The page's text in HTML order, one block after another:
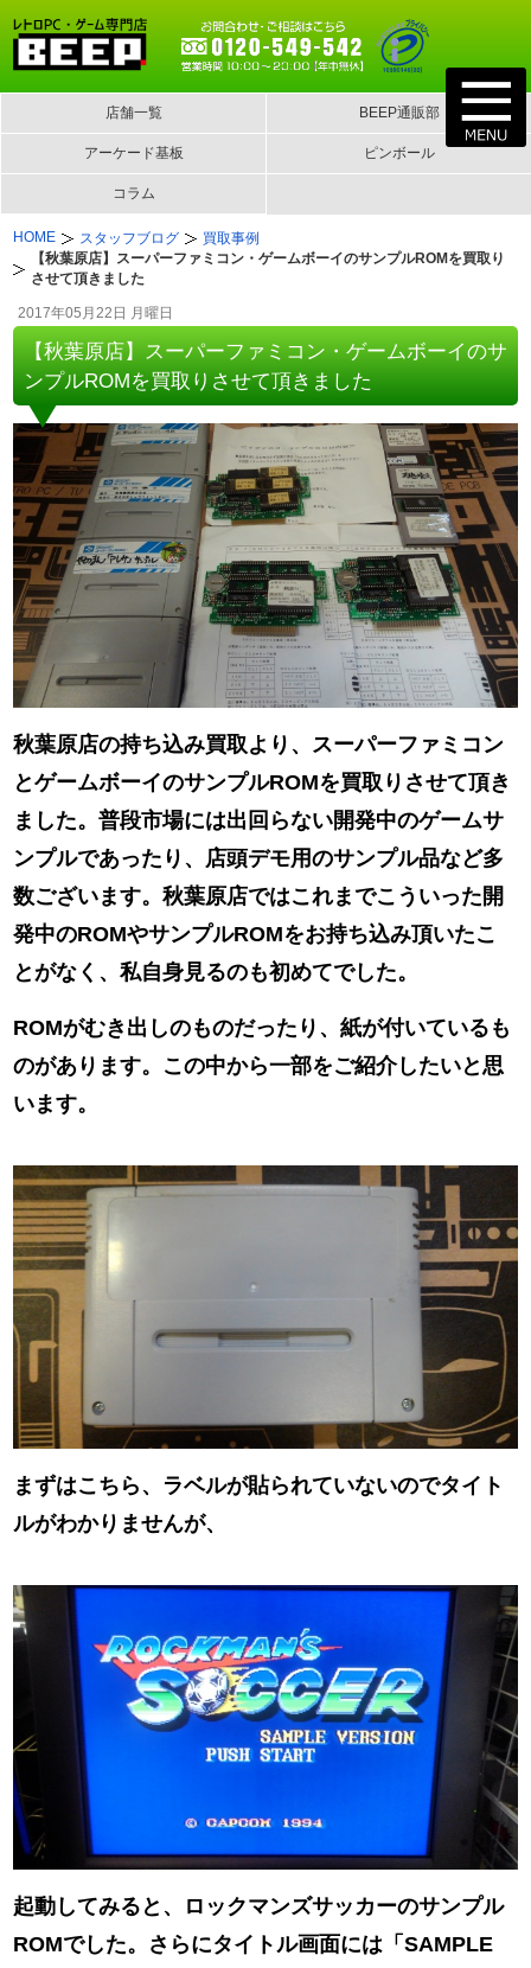
店舗一覧 BEEP通販部
アーケード基板 ピンボール
コラム
HOME スタッフブログ
買取事例
【秋葉原店】スーパーファミコン・ゲームボーイのサンプルROMを買取り
させて頂きました
2017年05月22日 月曜日
【秋葉原店】スーパーファミコン・ゲームボーイのサ
ンプルROMを買取りさせて頂きました
秋葉原店の持ち込み買取より、スーパーファミコン
とゲームボーイのサンプルROMを買取りさせて頂き
ました。普段市場には出回らない開発中のゲームサ
ンプルであったり、店頭デモ用のサンプル品など多
数ございます。秋葉原店ではこれまでこういった開
発中のROMやサンプルROMをお持ち込み頂いたこ
とがなく、私自身見るのも初めてでした。
ROMがむき出しのものだったり、紙が付いているも
のがあります。この中から一部をご紹介したいと思
います。
まずはこちら、ラベルが貼られていないのでタイト
ルがわかりませんが、
起動してみると、ロックマンズサッカーのサンプル
ROMでした。さらにタイトル画面には「SAMPLE